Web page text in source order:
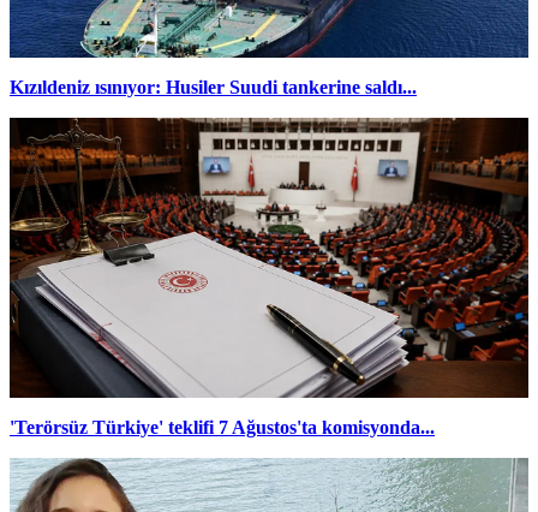
Kızıldeniz ısınıyor: Husiler Suudi tankerine saldı...
'Terörsüz Türkiye' teklifi 7 Ağustos'ta komisyonda...